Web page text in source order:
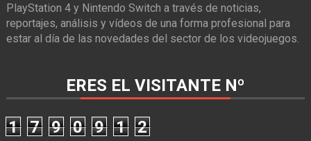
PlayStation 4 y Nintendo Switch a través de noticias,
reportajes, análisis y vídeos de una forma profesional para
estar al día de las novedades del sector de los videojuegos.
ERES EL VISITANTE Nº
1 7 9 0 9 1 2